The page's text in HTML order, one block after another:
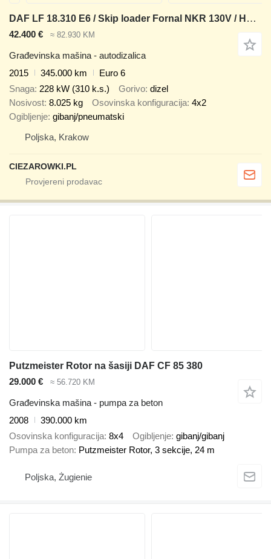
DAF LF 18.310 E6 / Skip loader Fornal NKR 130V / HDS HMF 735 K2 / Ma
42.400 € ≈ 82.930 KM
Građevinska mašina - autodizalica
2015
345.000 km
Euro 6
Snaga 228 kW (310 k.s.) Gorivo dizel
Nosivost 8.025 kg Osovinska konfiguracija 4x2
Ogibljenje gibanj/pneumatski
Poljska, Krakow
CIEZAROWKI.PL
Putzmeister Rotor na šasiji DAF CF 85 380
29.000 €
≈ 56.720 KM
Građevinska mašina - pumpa za beton
2008
390.000 km
Osovinska konfiguracija 8x4 Ogibljenje gibanj/gibanj
Pumpa za beton Putzmeister Rotor, 3 sekcije, 24 m
Poljska, Żugienie